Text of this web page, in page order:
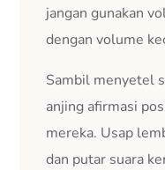
jangan gunakan
dengan volume
Sambil menyetel
anjing afirmasi
mereka. Usap
dan putar suara